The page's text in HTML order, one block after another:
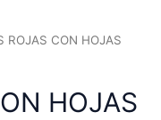
ROJAS CON HOJAS
HOJAS